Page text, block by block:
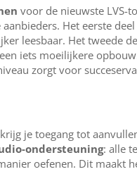
voor de nieuwste LVS-
Het eerste
leesbaar. Het tweede
iets moeilijkere
zorgt voor
je toegang tot
ondersteuning: alle
oefenen. Dit maakt